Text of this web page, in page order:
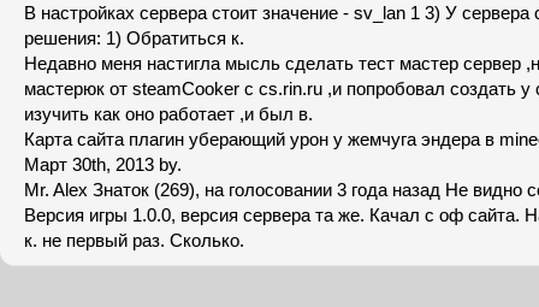
В настройках сервера стоит значение - sv_lan 1 3) У
решения: 1) Обратиться к.
Недавно меня настигла мысль сделать тест мастер сервер
мастерюк от steamCooker с cs.rin.ru ,и попробовал создать у
изучить как оно работает ,и был в.
Карта сайта плагин уберающий урон у жемчуга эндера в
Март 30th, 2013 by.
Mr. Alex Знаток (269), на голосовании 3 года назад Не видно
Версия игры 1.0.0, версия сервера та же. Качал с оф сайта.
к. не первый раз. Сколько.